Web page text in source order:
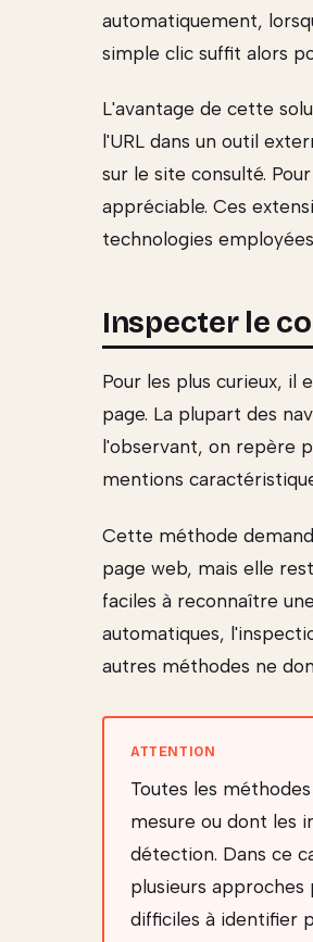
automatiquement,
simple clic suffit alors
L'avantage de cette
l'URL dans un outil
sur le site consulté.
appréciable. Ces
technologies
Inspecter le
Pour les plus curieux, il
page. La plupart des
l'observant, on repère
mentions
Cette méthode
page web, mais elle
faciles à reconnaître
automatiques,
autres méthodes ne
Toutes les
mesure ou dont les
détection. Dans ce
plusieurs
difficiles à identifier